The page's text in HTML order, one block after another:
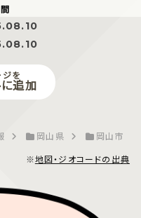
ジを
に追加
岡山県
岡山市
※地図・ジオコードの出典